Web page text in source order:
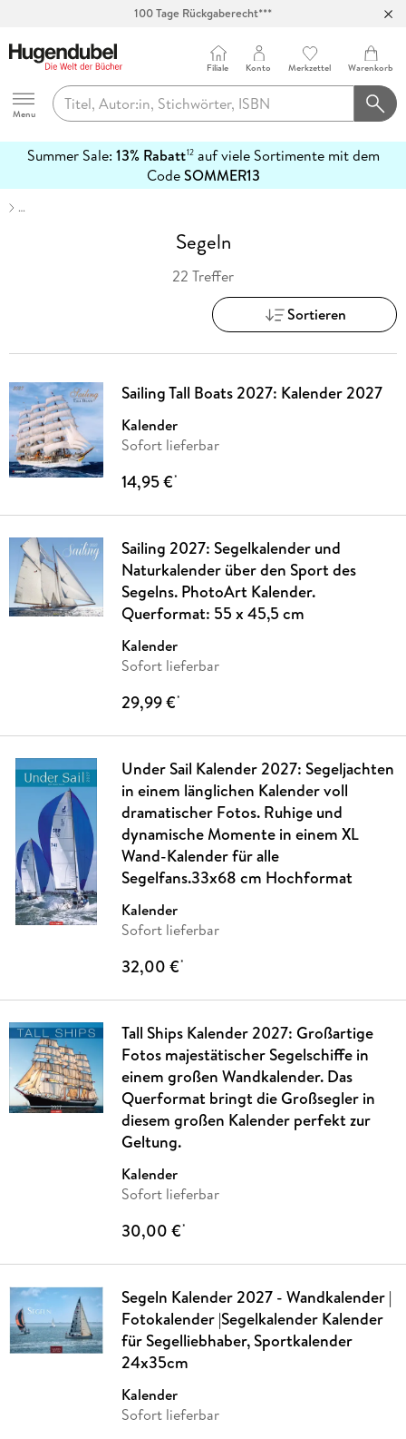
100 Tage Rückgaberecht***
Hugendubel
Menu
Filiale Konto Merkzettel Warenkorb
Summer Sale: 13% Rabatt12auf viele Sortimente mit dem
CodeSOMMER13
erfahren
…
Segeln
22 Treffer
Sortieren
Sailing Tall Boats 2027: Kalender 2027
Kalender
Sofort lieferbar
14,95 €*
Sailing 2027: Segelkalender und
Naturkalender über den Sport des
Segelns. PhotoArt Kalender.
Querformat: 55 x 45,5 cm
Kalender
Sofort lieferbar
29,99 €*
Under Sail Kalender 2027: Segeljachten
in einem länglichen Kalender voll
dramatischer Fotos. Ruhige und
dynamische Momente in einem XL
Wand-Kalender für alle
Segelfans.33x68 cm Hochformat
Kalender
Sofort lieferbar
32,00 €*
Tall Ships Kalender 2027: Großartige
Fotos majestätischer Segelschiffe in
einem großen Wandkalender. Das
Querformat bringt die Großsegler in
diesem großen Kalender perfekt zur
Geltung.
Kalender
Sofort lieferbar
30,00 €*
Segeln Kalender 2027 - Wandkalender |
Fotokalender |Segelkalender Kalender
für Segelliebhaber, Sportkalender
24x35cm
Kalender
Sofort lieferbar